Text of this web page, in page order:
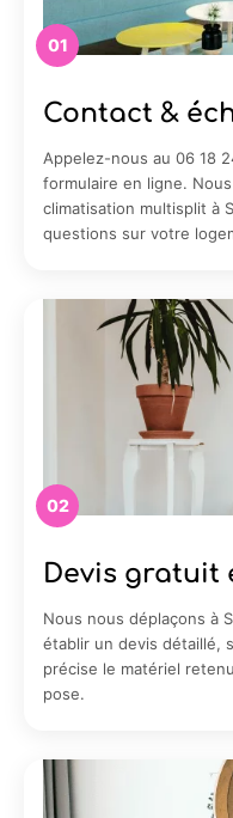
01
Contact &
Appelez-nous au 06 18
formulaire en ligne.
climatisation multisplit à
questions sur votre
02
Devis gratuit
Nous nous déplaçons à
établir un devis détaillé,
précise le matériel
pose.